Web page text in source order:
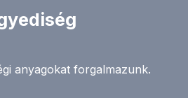
anyagokat forgalmazunk.